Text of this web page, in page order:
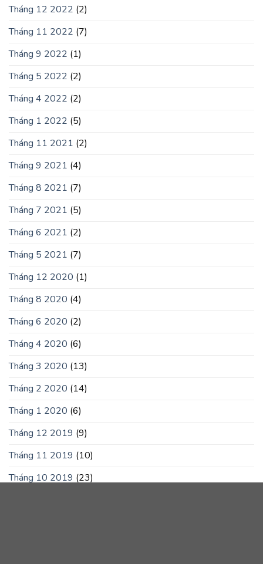
Tháng 12 2022 (2)
Tháng 11 2022 (7)
Tháng 9 2022 (1)
Tháng 5 2022 (2)
Tháng 4 2022 (2)
Tháng 1 2022 (5)
Tháng 11 2021 (2)
Tháng 9 2021 (4)
Tháng 8 2021 (7)
Tháng 7 2021 (5)
Tháng 6 2021 (2)
Tháng 5 2021 (7)
Tháng 12 2020 (1)
Tháng 8 2020 (4)
Tháng 6 2020 (2)
Tháng 4 2020 (6)
Tháng 3 2020 (13)
Tháng 2 2020 (14)
Tháng 1 2020 (6)
Tháng 12 2019 (9)
Tháng 11 2019 (10)
Tháng 10 2019 (23)